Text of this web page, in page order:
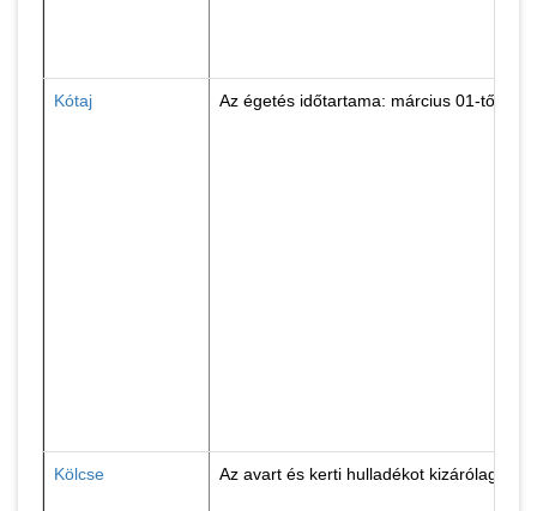
Kótaj Az égetés időtartama: március 01-től
Kölcse Az avart és kerti hulladékot kizárólag